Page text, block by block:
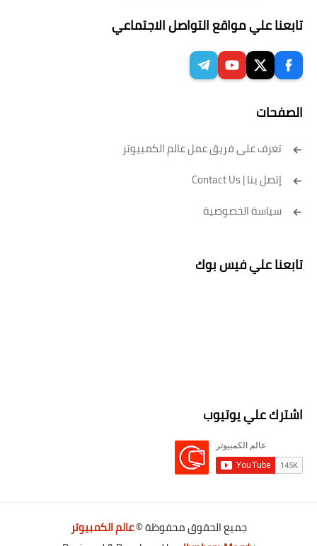
تابعنا علي مواقع التواصل الاجتماعي
الصفحات
تعرف على فريق عمل عالم الكمبيوتر
إتصل بنا | Contact Us
سياسة الخصوصية
تابعنا علي فيس بوك
اشترك علي يوتيوب
جميع الحقوق محفوظة ©عالم الكمبيوتر